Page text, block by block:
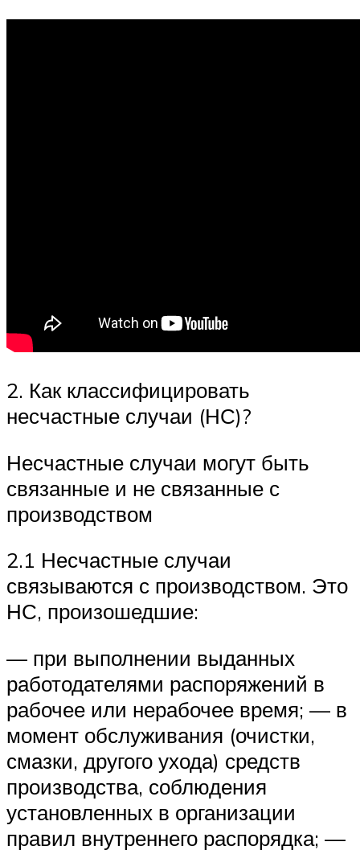
2. Как классифицировать
несчастные случаи (НС)?
Несчастные случаи могут быть
связанные и не связанные с
производством
2.1 Несчастные случаи
связываются с производством. Это
НС, произошедшие:
— при выполнении выданных
работодателями распоряжений в
рабочее или нерабочее время; — в
момент обслуживания (очистки,
смазки, другого ухода) средств
производства, соблюдения
установленных в организации
правил внутреннего распорядка; —